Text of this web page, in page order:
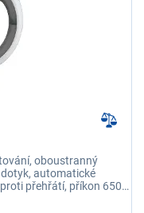
oboustranný
automatické
přehřátí, příkon 650